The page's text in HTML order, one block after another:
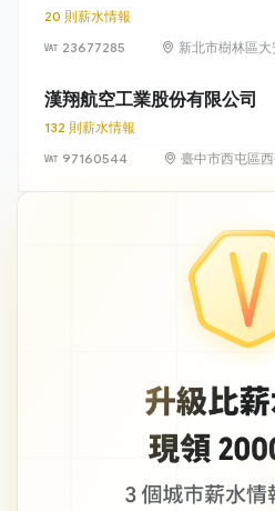
20 則薪水情報
23677285
新北市樹林區
漢翔航空工業股份有限公司
132 則薪水情報
97160544
臺中市西屯區西